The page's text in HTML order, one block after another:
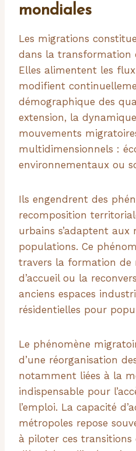
mondiales
Les migrations
dans la transformation
Elles alimentent les
modifient
démographique des
extension, la
mouvements
multidimensionnels :
environnementaux ou
Ils engendrent des
recomposition
urbains s’adaptent aux
populations. Ce
travers la formation de
d’accueil ou la
anciens espaces
résidentielles pour
Le phénomène
d’une réorganisation
notamment liées à la
indispensable pour
l’emploi. La capacité
métropoles repose
à piloter ces transitions